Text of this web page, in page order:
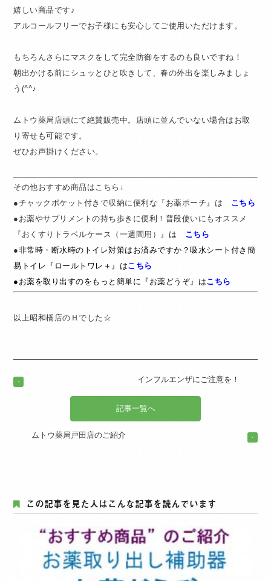
嬉しい商品です♪
アルコールフリーでお子様にも安心してご使用いただけます。
もちろんさらにマスクをして完全防御をするのも良いですね！
朝出かける前にシュッとひと吹きして、春の外出を楽しみましょ
う(^^♪
ムトウ薬局店頭にて絶賛販売中。店頭に並んでいない場合はお取
り寄せも可能です。
ぜひお声掛けください。
その他おすすめ商品はこちら↓
●チャックポケット付きで収納に便利な『お薬ポーチ』は こちら
●お薬やサプリメントの持ち歩きに便利！普段使いにもオススメ
『おくすりトラベルケース（一週間用）』 は
こちら
●非常時・断水時のトイレ対策はお済みですか？吸水シート付き簡
易トイレ『ロールトワレ＋』はこちら
●お薬を取り出すのをもっと簡単に『お薬どうぞ』はこちら
以上昭和橋店のＨでした☆
インフルエンザにご注意を！
記事一覧へ
ムトウ薬局戸田店のご紹介
この記事を見た人はこんな記事を読んでいます